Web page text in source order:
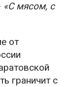
«С мясом, с
от
граничит с